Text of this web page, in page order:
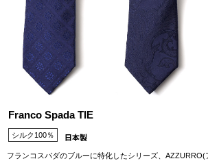
Franco Spada TIE
シルク100％
フランコスパダのブルーに特化したシリーズ、